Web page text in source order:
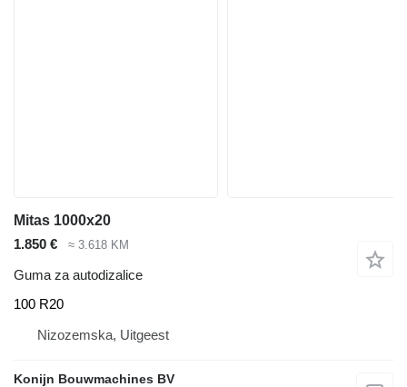
Mitas 1000x20
1.850 €
≈ 3.618 KM
Guma za autodizalice
100 R20
Nizozemska, Uitgeest
Konijn Bouwmachines BV